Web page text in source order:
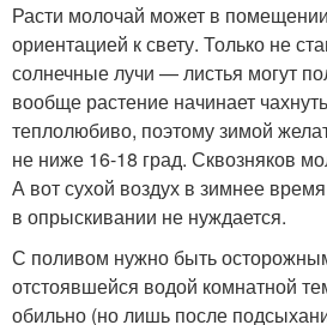
Расти молочай может в
ориентацией к свету. Только не
солнечные лучи — листья могут
вообще растение начинает
теплолюбиво, поэтому зимой
не ниже 16-18 град. Сквозняков
А вот сухой воздух в зимнее
в опрыскивании не нуждается.
С поливом нужно быть
отстоявшейся водой комнатной
обильно (но лишь после